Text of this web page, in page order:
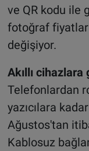
ve QR kodu ile
fotoğraf
değişiyor.
Akıllı cihazlara
Telefonlardan
yazıcılara
Ağustos'tan
Kablosuz